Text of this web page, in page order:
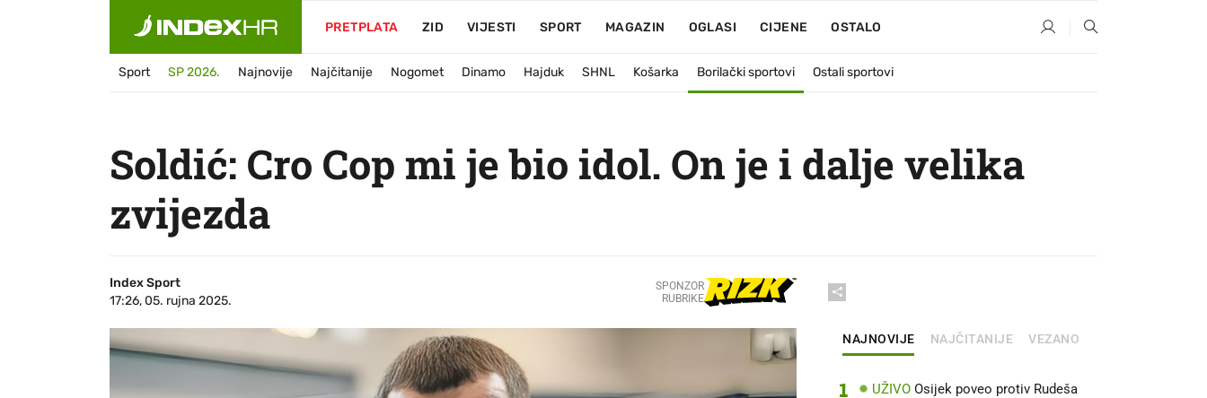
PRETPLATA ZID VIJESTI SPORT MAGAZIN OGLASI CIJENE OSTALO
Sport SP 2026. Najnovije Najčitanije Nogomet Dinamo Hajduk SHNL Košarka Borilački sportovi Ostali sportovi
Soldić: Cro Cop mi je bio idol. On je i dalje velika
zvijezda
Index Sport
17:26, 05. rujna 2025.
SPONZOR
RUBRIKE
NAJNOVIJE NAJČITANIJE VEZANO
1 UŽIVO Osijek poveo protiv Rudeša